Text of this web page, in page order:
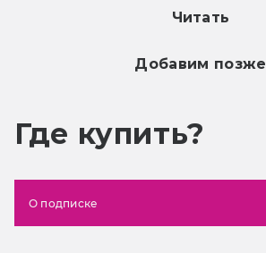
Читать
Добавим позже
Где купить?
О подписке